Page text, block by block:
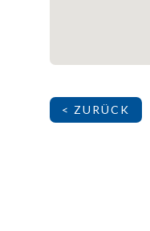
< ZURÜCK